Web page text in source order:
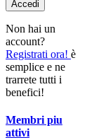
Accedi
Non hai un
account?
Registrati ora! è
semplice e ne
trarrete tutti i
benefici!
Membri piu
attivi